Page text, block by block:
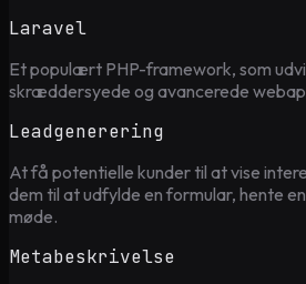
Laravel
Et populært PHP-framework, som
skræddersyede og avancerede
Leadgenerering
At få potentielle kunder til at vise
dem til at udfylde en formular, hente
møde.
Metabeskrivelse